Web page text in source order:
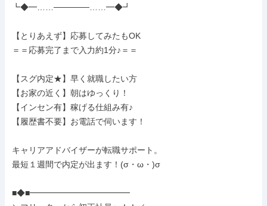
┗◆━……──────……━◆┛
【とりあえず】応募してみたもOK
＝＝応募完了まで入力約1分♪＝＝
【スグ内定★】早く就職したい方
【お家の近く】朝はゆっくり！
【インセン有】稼げる仕組み有♪
【履歴書不要】お電話で伺います！
キャリアアドバイザーが転職サポート。
最短１週間で内定が出ます！(σ・ω・)σ
■◆■━━━━━━━━━━━━